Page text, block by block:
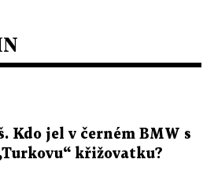
Kdo jel v černém BMW s
křižovatku?